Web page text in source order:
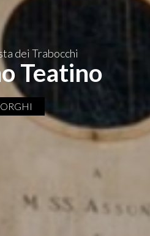
dei Trabocchi
Teatino